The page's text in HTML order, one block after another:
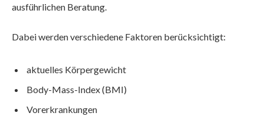
ausführlichen Beratung.
Dabei werden verschiedene Faktoren berücksichtigt:
aktuelles Körpergewicht
Body-Mass-Index (BMI)
Vorerkrankungen